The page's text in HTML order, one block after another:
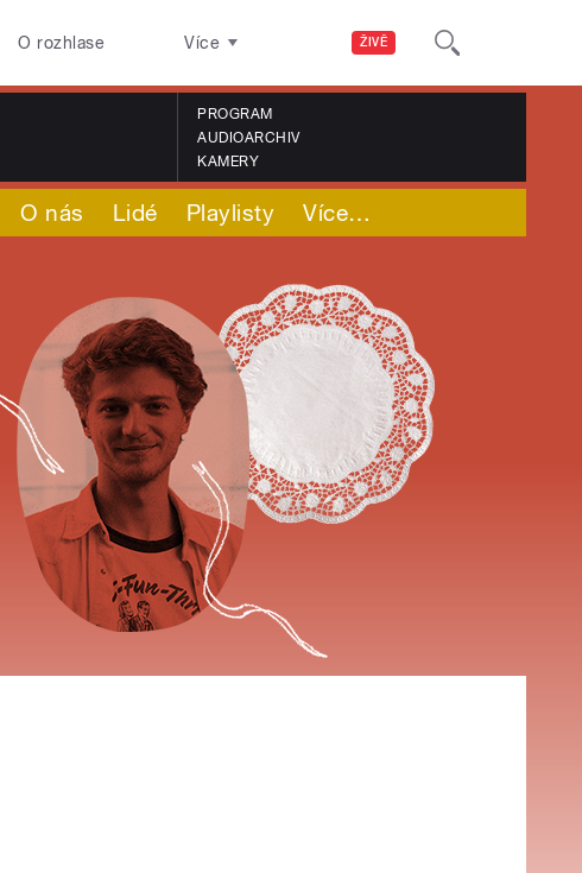
ŽIVĚ
O rozhlase Více
PROGRAM
AUDIOARCHIV
KAMERY
O nás Lidé Playlisty Více…